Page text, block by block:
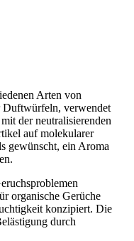
Arten von
Duftwürfeln, verwendet
der neutralisierenden
auf molekularer
gewünscht, ein Aroma
organische Gerüche
konzipiert. Die
durch